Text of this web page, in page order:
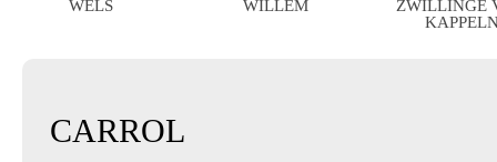
WELS
WILLEM
ZWILLINGE
CARROL